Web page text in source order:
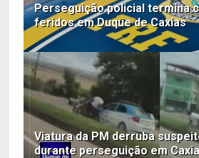
Perseguição policial termina
feridos em Duque de Caxias
Viatura da PM derruba
durante perseguição em